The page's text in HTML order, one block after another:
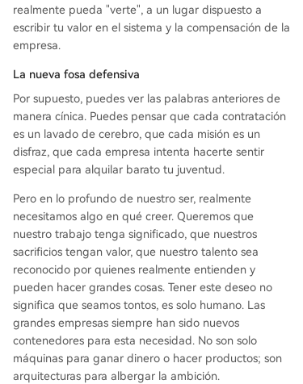
realmente pueda "verte", a un lugar dispuesto a
escribir tu valor en el sistema y la compensación de la
empresa.
La nueva fosa defensiva
Por supuesto, puedes ver las palabras anteriores de
manera cínica. Puedes pensar que cada contratación
es un lavado de cerebro, que cada misión es un
disfraz, que cada empresa intenta hacerte sentir
especial para alquilar barato tu juventud.
Pero en lo profundo de nuestro ser, realmente
necesitamos algo en qué creer. Queremos que
nuestro trabajo tenga significado, que nuestros
sacrificios tengan valor, que nuestro talento sea
reconocido por quienes realmente entienden y
pueden hacer grandes cosas. Tener este deseo no
significa que seamos tontos, es solo humano. Las
grandes empresas siempre han sido nuevos
contenedores para esta necesidad. No son solo
máquinas para ganar dinero o hacer productos; son
arquitecturas para albergar la ambición.